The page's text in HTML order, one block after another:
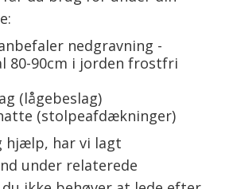
nedgravning -
80-90cm i jorden frostfri
(lågebeslag)
(stolpeafdækninger)
hjælp, har vi lagt
under relaterede